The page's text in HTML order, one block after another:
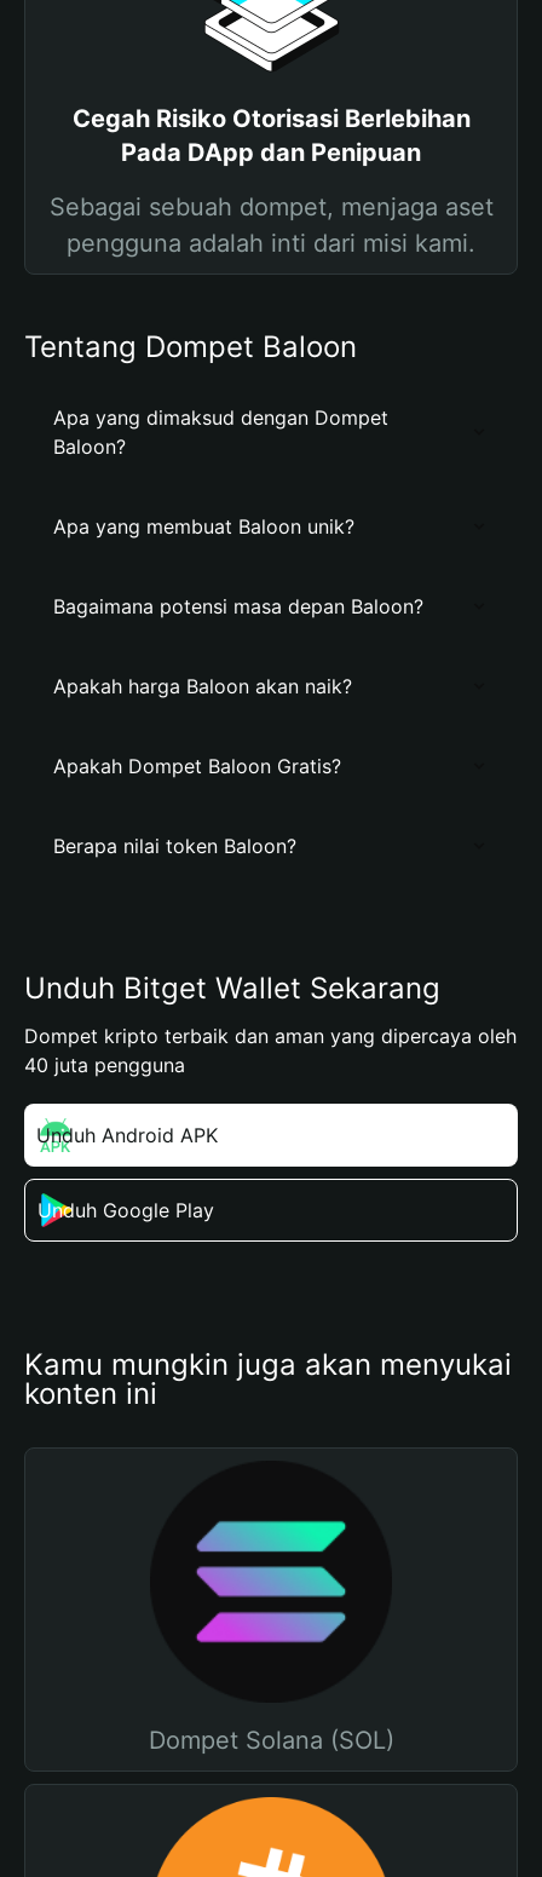
Cegah Risiko Otorisasi Berlebihan
Pada DApp dan Penipuan
Sebagai sebuah dompet, menjaga aset
pengguna adalah inti dari misi kami.
Tentang Dompet Baloon
Apa yang dimaksud dengan Dompet
Baloon?
Apa yang membuat Baloon unik?
Bagaimana potensi masa depan Baloon?
Apakah harga Baloon akan naik?
Apakah Dompet Baloon Gratis?
Berapa nilai token Baloon?
Unduh Bitget Wallet Sekarang
Dompet kripto terbaik dan aman yang dipercaya oleh
40 juta pengguna
Unduh Android APK
Unduh Google Play
Kamu mungkin juga akan menyukai
konten ini
Dompet Solana (SOL)